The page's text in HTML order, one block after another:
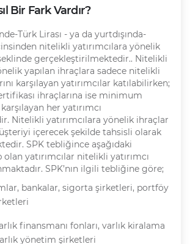
Bir Fark Vardır?
Türk Lirası - ya da yurtdışında-
nitelikli yatırımcılara yönelik
gerçekleştirilmektedir.. Nitelikli
yapılan ihraçlara sadece nitelikli
karşılayan yatırımcılar katılabilirken;
ihraçlarına ise minimum
her yatırımcı
Nitelikli yatırımcılara yönelik ihraçlar
içerecek şekilde tahsisli olarak
SPK tebliğince aşağıdaki
yatırımcılar nitelikli yatırımcı
SPK’nın ilgili tebliğine göre;
bankalar, sigorta şirketleri, portföy
finansmanı fonları, varlık kiralama
yönetim şirketleri